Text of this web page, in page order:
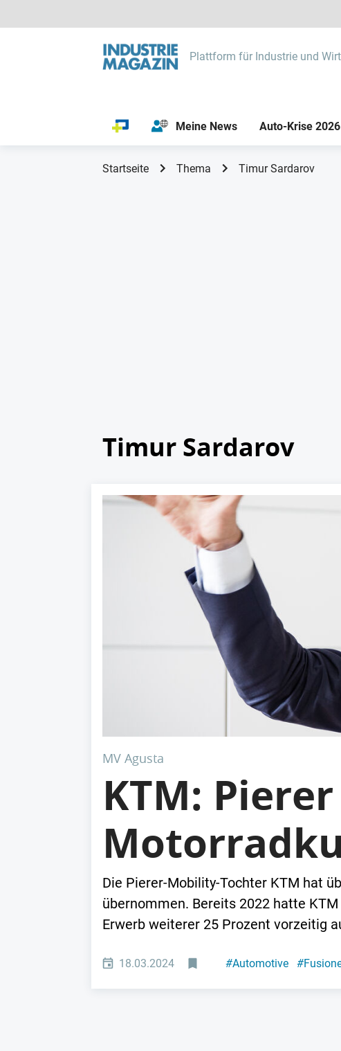
Plattform für Industrie und
Meine News Auto-Krise 2026
Startseite Thema Timur Sardarov
Timur Sardarov
MV Agusta
KTM:
Die Pierer-Mobility-Tochter KTM hat
übernommen. Bereits 2022 hatte
Erwerb weiterer 25 Prozent vorzeitig
18.03.2024 #Automotive #